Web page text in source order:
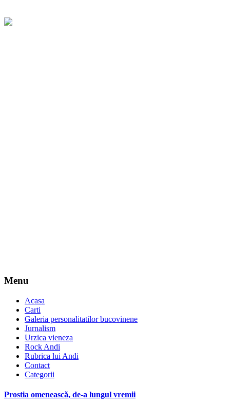
Menu
Acasa
Carti
Galeria personalitatilor bucovinene
Jurnalism
Urzica vieneza
Rock Andi
Rubrica lui Andi
Contact
Categorii
Prostia omenească, de-a lungul vremii